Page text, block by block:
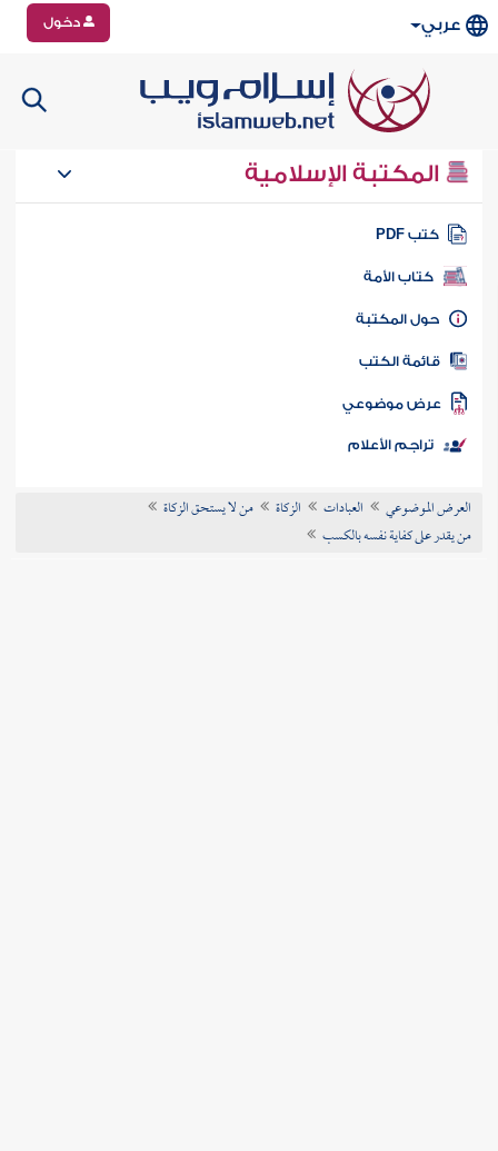
عربي دخول
المكتبة الإسلامية
كتب PDF
كتاب الأمة
المكتبة
الكتب
موضوعي
تراجم الأعلام
العرض الموضوعي العبادات الزكاة
من لا يستحق الزكاة
من يقدر على كفاية نفسه بالكسب